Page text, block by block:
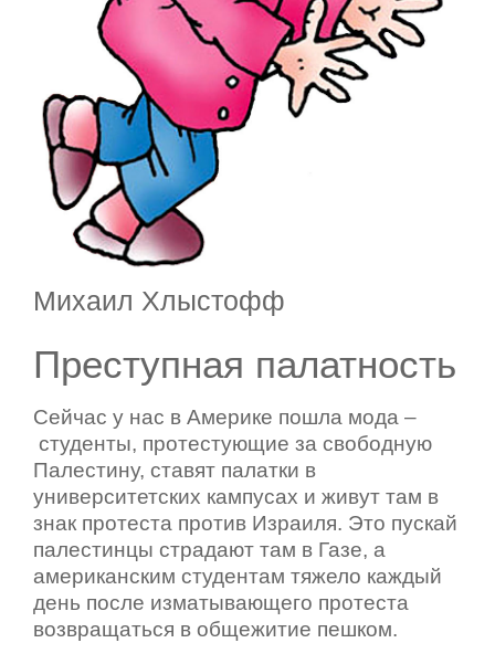
Михаил Хлыстофф
Преступная палатность
Сейчас у нас в Америке пошла мода –
студенты, протестующие за свободную
Палестину, ставят палатки в
университетских кампусах и живут там в
знак протеста против Израиля. Это пускай
палестинцы страдают там в Газе, а
американским студентам тяжело каждый
день после изматывающего протеста
возвращаться в общежитие пешком.